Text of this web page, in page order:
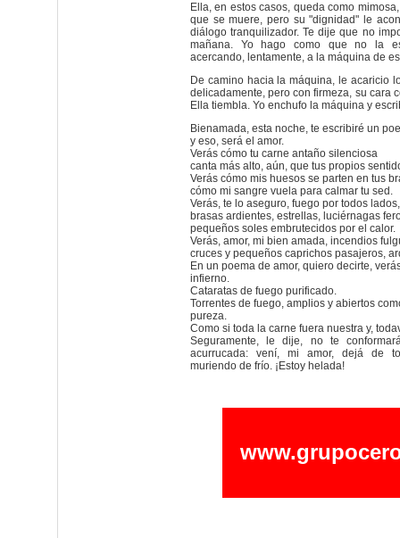
Ella, en estos casos, queda como
que se muere, pero su "dignidad" le
diálogo tranquilizador. Te dije que no
mañana. Yo hago como que no la
acercando, lentamente, a la máquina de
De camino hacia la máquina, le acaricio
delicadamente, pero con firmeza, su cara
Ella tiembla. Yo enchufo la máquina y
Bienamada, esta noche, te escribiré un
y eso, será el amor.
Verás cómo tu carne antaño silenciosa
canta más alto, aún, que tus propios
Verás cómo mis huesos se parten en tus
cómo mi sangre vuela para calmar tu sed.
Verás, te lo aseguro, fuego por todos lados,
brasas ardientes, estrellas, luciérnagas
pequeños soles embrutecidos por el calor.
Verás, amor, mi bien amada, incendios
cruces y pequeños caprichos pasajeros,
En un poema de amor, quiero decirte,
infierno.
Cataratas de fuego purificado.
Torrentes de fuego, amplios y abiertos
pureza.
Como si toda la carne fuera nuestra y,
Seguramente, le dije, no te
acurrucada: vení, mi amor, dejá de
muriendo de frío. ¡Estoy helada!